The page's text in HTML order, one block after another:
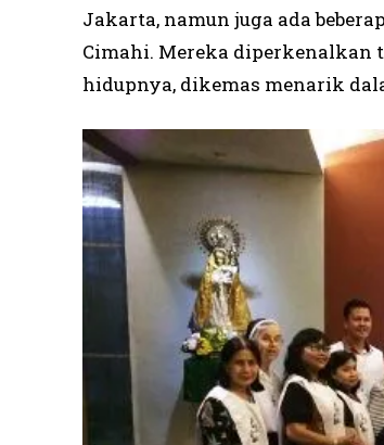
Jakarta, namun juga ada
Cimahi. Mereka diperkenalkan
hidupnya, dikemas menarik